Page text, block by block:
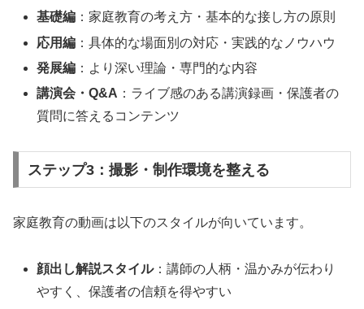
基礎編 ：家庭教育の考え方・基本的な接し方の原則
応用編 ：具体的な場面別の対応・実践的なノウハウ
発展編 ：より深い理論・専門的な内容
講演会・Q&A ：ライブ感のある講演録画・保護者の
質問に答えるコンテンツ
ステップ3：撮影・制作環境を整える
家庭教育の動画は以下のスタイルが向いています。
顔出し解説スタイル：講師の人柄・温かみが伝わり
やすく、保護者の信頼を得やすい